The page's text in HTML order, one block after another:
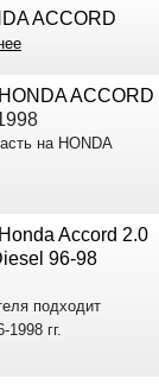
ACCORD
ACCORD
на HONDA
Accord 2.0
96-98
подходит
гг.